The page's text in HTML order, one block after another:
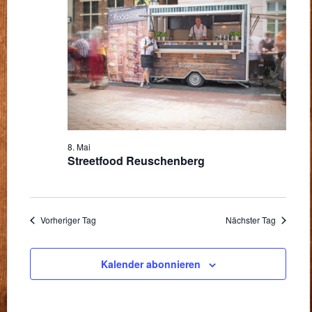
MAI
2026
Streetfood Reuschenberg
8. Mai
Vorheriger Tag Nächster Tag
Kalender abonnieren